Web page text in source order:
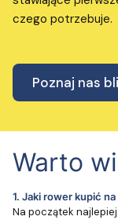
czego potrzebuje.
Poznaj nas
Warto
1. Jaki rower kupić
Na początek